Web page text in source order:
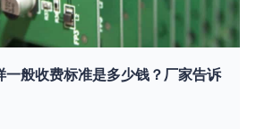
一般收费标准是多少钱？厂家告诉